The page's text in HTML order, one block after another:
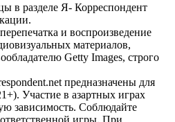
в разделе Я- Корреспондент
и воспроизведение
материалов,
Getty Images, строго
предназначены для
Участие в азартных играх
зависимость. Соблюдайте
игры. При